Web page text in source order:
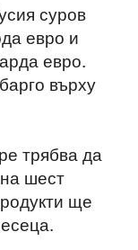
суров
евро и
евро.
върху
трябва да
шест
ще